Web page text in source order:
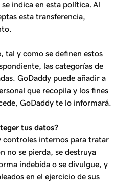
indica en esta política. Al
esta transferencia,
tal y como se definen estos
las categorías de
GoDaddy puede añadir a
que recopila y los fines
GoDaddy te lo informará.
tus datos?
controles internos para tratar
no se pierda, se destruya
indebida o se divulgue, y
en el ejercicio de sus